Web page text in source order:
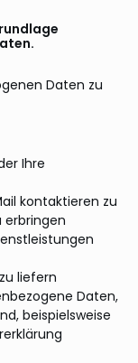
Daten zu
Ihre
kontaktieren zu
erbringen
liefern
Daten,
beispielsweise